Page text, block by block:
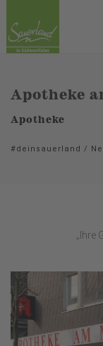
Apotheke
Apotheke
#deinsauerland /
„Ihre